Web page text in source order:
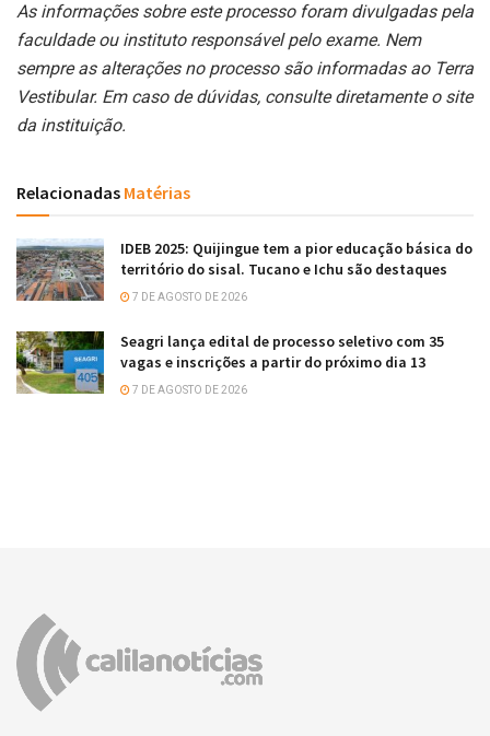
As informações sobre este processo foram divulgadas pela
faculdade ou instituto responsável pelo exame. Nem
sempre as alterações no processo são informadas ao Terra
Vestibular. Em caso de dúvidas, consulte diretamente o site
da instituição.
Relacionadas Matérias
IDEB 2025: Quijingue tem a pior educação básica do
território do sisal. Tucano e Ichu são destaques
7 DE AGOSTO DE 2026
Seagri lança edital de processo seletivo com 35
vagas e inscrições a partir do próximo dia 13
7 DE AGOSTO DE 2026